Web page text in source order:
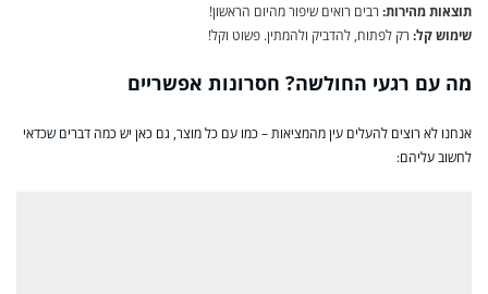
תוצאות מהירות: רבים רואים שיפור מהיום הראשון!
שימוש קל: רק לפתוח, להדביק ולהמתין. פשוט וקל!
מה עם רגעי החולשה? חסרונות אפשריים
אנחנו לא רוצים להעלים עין מהמציאות – כמו עם כל מוצר, גם כאן יש כמה דברים שכדאי
לחשוב עליהם: